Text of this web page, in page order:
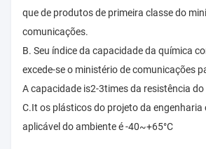
que de produtos de primeira classe do
comunicações.
B. Seu índice da capacidade da química
excede-se o ministério de comunicações
A capacidade is2-3times da resistência
C.It os plásticos do projeto da engenharia
aplicável do ambiente é -40~+65°C